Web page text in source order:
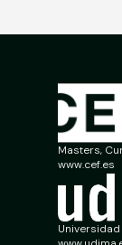
Masters,
www.cef.es